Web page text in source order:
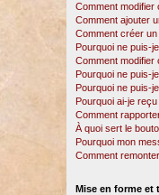
Comment modifier
Comment ajouter
Comment créer
Pourquoi ne puis-
Comment modifier
Pourquoi ne puis-
Pourquoi ne puis-
Pourquoi ai-je
Comment
À quoi sert le
Pourquoi mon
Comment
Mise en forme et